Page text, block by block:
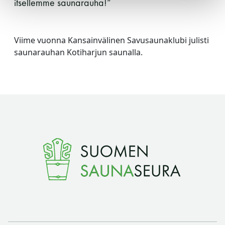
Tietosuojaseloste
Suomen Saunaseura vaalii perinteisiä, kohteliaita
saunomistapoja, joiden perustana on toisten
saunarauhan kunnioittaminen. Seura vaalii
Viime vuonna Kansainvälinen Savusaunaklubi julisti
saunarauhan Kotiharjun saunalla.